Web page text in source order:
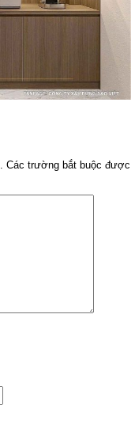
Các trường bắt buộc được